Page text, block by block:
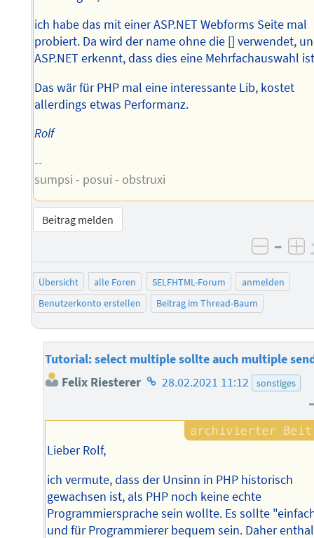
ich habe das mit einer ASP.NET Webforms Seite mal
probiert. Da wird der name ohne die [] verwendet,
ASP.NET erkennt, dass dies eine Mehrfachauswahl
Das wär für PHP mal eine interessante Lib, kostet
allerdings etwas Performanz.
Rolf
--
sumpsi - posui - obstruxi
Beitrag melden
–
Übersicht alle Foren SELFHTML-Forum
anmelden
Benutzerkonto erstellen
Beitrag im Thread-Baum
Tutorial: select multiple sollte auch multiple
Felix Riesterer Homepage
Autors
28.02.2021 11:12 sonstiges
Lieber Rolf,
ich vermute, dass der Unsinn in PHP historisch
gewachsen ist, als PHP noch keine echte
Programmiersprache sein wollte. Es sollte
und für Programmierer bequem sein. Daher